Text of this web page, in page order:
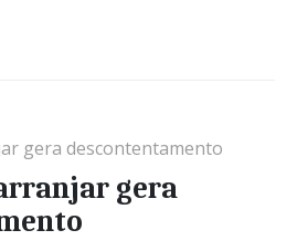
gera descontentamento
gera